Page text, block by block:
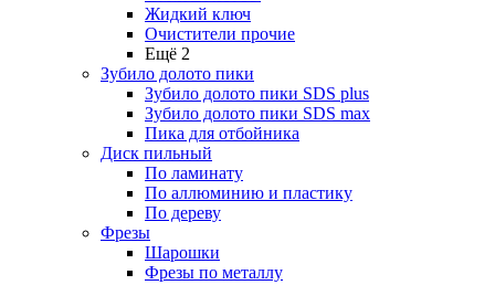
Жидкий ключ
Очистители прочие
Ещё 2
Зубило долото пики
Зубило долото пики SDS plus
Зубило долото пики SDS max
Пика для отбойника
Диск пильный
По ламинату
По аллюминию и пластику
По дереву
Фрезы
Шарошки
Фрезы по металлу